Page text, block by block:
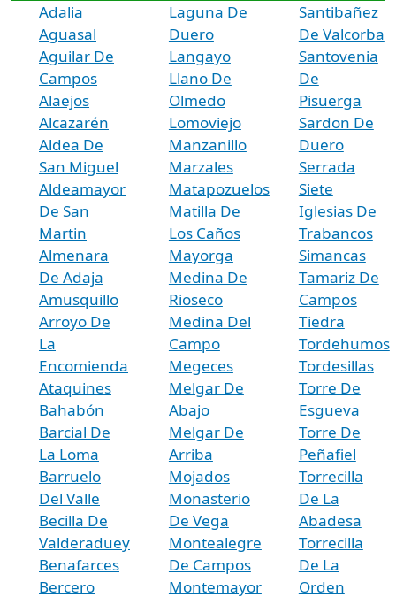
Adalia
Aguasal
Aguilar De
Campos
Alaejos
Alcazarén
Aldea De
San Miguel
Aldeamayor
De San
Martin
Almenara
De Adaja
Amusquillo
Arroyo De
La
Encomienda
Ataquines
Bahabón
Barcial De
La Loma
Barruelo
Del Valle
Becilla De
Valderaduey
Benafarces
Bercero
Laguna De
Duero
Langayo
Llano De
Olmedo
Lomoviejo
Manzanillo
Marzales
Matapozuelos
Matilla De
Los Caños
Mayorga
Medina De
Rioseco
Medina Del
Campo
Megeces
Melgar De
Abajo
Melgar De
Arriba
Mojados
Monasterio
De Vega
Montealegre
De Campos
Montemayor
Santibañez
De Valcorba
Santovenia
De
Pisuerga
Sardon De
Duero
Serrada
Siete
Iglesias De
Trabancos
Simancas
Tamariz De
Campos
Tiedra
Tordehumos
Tordesillas
Torre De
Esgueva
Torre De
Peñafiel
Torrecilla
De La
Abadesa
Torrecilla
De La
Orden